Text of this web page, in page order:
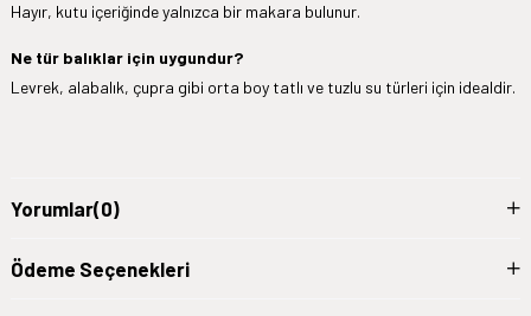
Hayır, kutu içeriğinde yalnızca bir makara bulunur.
Ne tür balıklar için uygundur?
Levrek, alabalık, çupra gibi orta boy tatlı ve tuzlu su türleri için idealdir.
Yorumlar(0)
Ödeme Seçenekleri